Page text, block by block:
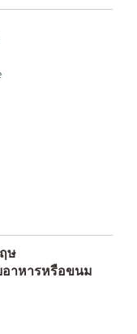
ษ
อาหารหรือขนม